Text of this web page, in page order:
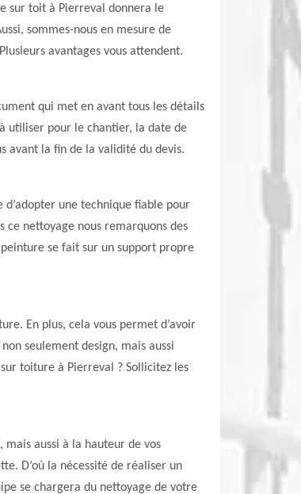
sur toit à Pierreval donnera le
sommes-nous en mesure de
avantages vous attendent.
qui met en avant tous les détails
utiliser pour le chantier, la date de
avant la fin de la validité du devis.
d’adopter une technique fiable pour
nettoyage nous remarquons des
se fait sur un support propre
En plus, cela vous permet d’avoir
seulement design, mais aussi
toiture à Pierreval ? Sollicitez les
aussi à la hauteur de vos
D’où la nécessité de réaliser un
se chargera du nettoyage de votre